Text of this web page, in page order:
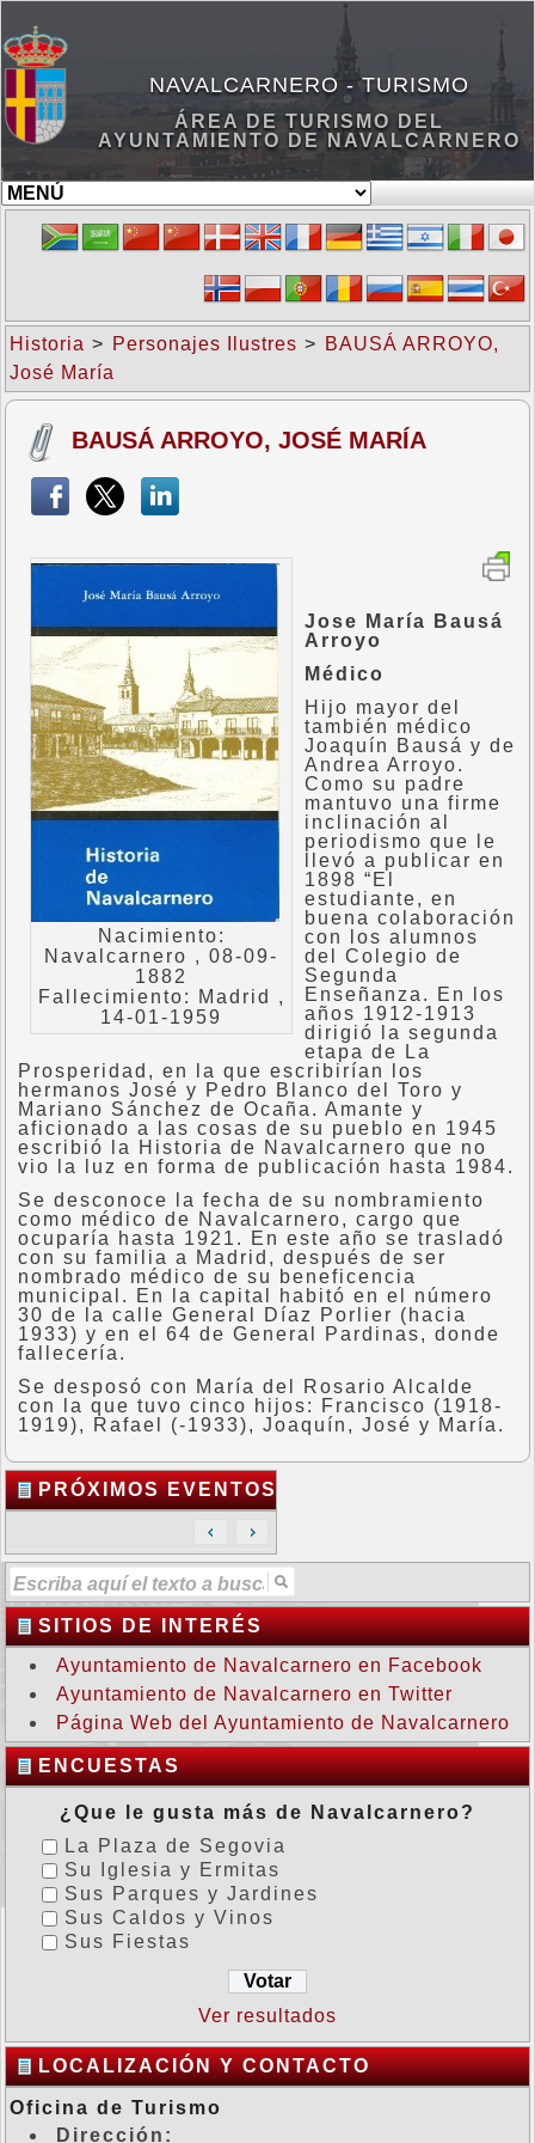
NAVALCARNERO - TURISMO
ÁREA DE TURISMO DEL
AYUNTAMIENTO DE NAVALCARNERO
Historia > Personajes Ilustres > BAUSÁ ARROYO,
José María
BAUSÁ ARROYO, JOSÉ MARÍA
Nacimiento:
Navalcarnero , 08-09-
1882
Fallecimiento: Madrid ,
14-01-1959
Jose María Bausá
Arroyo
Médico
Hijo mayor del
también médico
Joaquín Bausá y de
Andrea Arroyo.
Como su padre
mantuvo una firme
inclinación al
periodismo que le
llevó a publicar en
1898 “El
estudiante, en
buena colaboración
con los alumnos
del Colegio de
Segunda
Enseñanza. En los
años 1912-1913
dirigió la segunda
etapa de La
Prosperidad, en la que escribirían los
hermanos José y Pedro Blanco del Toro y
Mariano Sánchez de Ocaña. Amante y
aficionado a las cosas de su pueblo en 1945
escribió la Historia de Navalcarnero que no
vio la luz en forma de publicación hasta 1984.
Se desconoce la fecha de su nombramiento
como médico de Navalcarnero, cargo que
ocuparía hasta 1921. En este año se trasladó
con su familia a Madrid, después de ser
nombrado médico de su beneficencia
municipal. En la capital habitó en el número
30 de la calle General Díaz Porlier (hacia
1933) y en el 64 de General Pardinas, donde
fallecería.
Se desposó con María del Rosario Alcalde
con la que tuvo cinco hijos: Francisco (1918-
1919), Rafael (-1933), Joaquín, José y María.
PRÓXIMOS EVENTOS
SITIOS DE INTERÉS
Ayuntamiento de Navalcarnero en Facebook
Ayuntamiento de Navalcarnero en Twitter
Página Web del Ayuntamiento de Navalcarnero
ENCUESTAS
¿Que le gusta más de Navalcarnero?
La Plaza de Segovia
Su Iglesia y Ermitas
Sus Parques y Jardines
Sus Caldos y Vinos
Sus Fiestas
Ver resultados
LOCALIZACIÓN Y CONTACTO
Oficina de Turismo
Dirección: